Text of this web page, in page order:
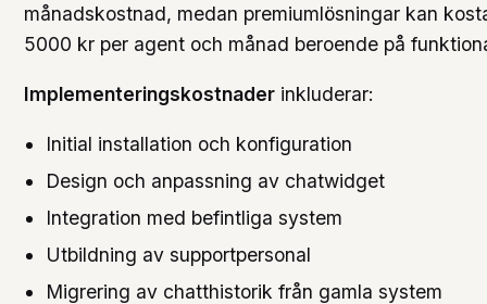
månadskostnad, medan premiumlösningar kan
5000 kr per agent och månad beroende på
Implementeringskostnader inkluderar:
Initial installation och konfiguration
Design och anpassning av chatwidget
Integration med befintliga system
Utbildning av supportpersonal
Migrering av chatthistorik från gamla system